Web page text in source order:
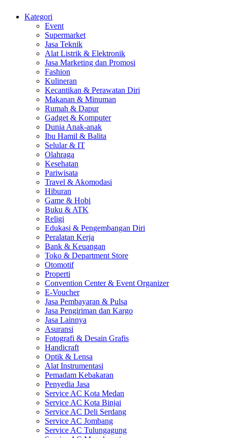
Kategori
Event
Supermarket
Jasa Teknik
Alat Listrik & Elektronik
Jasa Marketing dan Promosi
Fashion
Kulineran
Kecantikan & Perawatan Diri
Makanan & Minuman
Rumah & Dapur
Gadget & Komputer
Dunia Anak-anak
Ibu Hamil & Balita
Selular & IT
Olahraga
Kesehatan
Pariwisata
Travel & Akomodasi
Hiburan
Game & Hobi
Buku & ATK
Religi
Edukasi & Pengembangan Diri
Peralatan Kerja
Bank & Keuangan
Toko & Department Store
Otomotif
Properti
Convention Center & Event Organizer
E-Voucher
Jasa Pembayaran & Pulsa
Jasa Pengiriman dan Kargo
Jasa Lainnya
Asuransi
Fotografi & Desain Grafis
Handicraft
Optik & Lensa
Alat Instrumentasi
Pemadam Kebakaran
Penyedia Jasa
Service AC Kota Medan
Service AC Kota Binjai
Service AC Deli Serdang
Service AC Jombang
Service AC Tulungagung